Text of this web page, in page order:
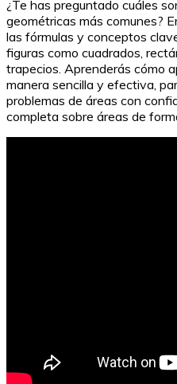
¿Te has preguntado cuáles
geométricas más comunes?
las fórmulas y conceptos
figuras como cuadrados,
trapecios. Aprenderás cómo
manera sencilla y efectiva,
problemas de áreas con
completa sobre áreas de